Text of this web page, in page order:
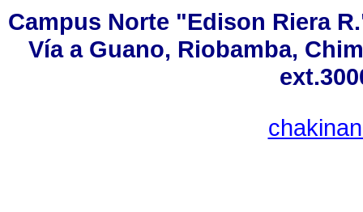
Campus Norte "Edison Riera
Vía a Guano, Riobamba,